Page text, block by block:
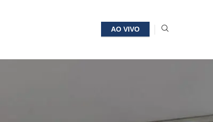
AO VIVO